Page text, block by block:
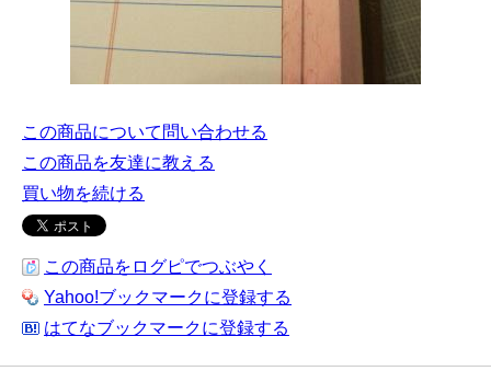
この商品について問い合わせる
この商品を友達に教える
買い物を続ける
この商品をログピでつぶやく
Yahoo!ブックマークに登録する
はてなブックマークに登録する